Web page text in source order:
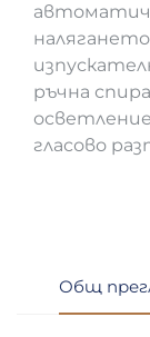
ръчна
гласово
Общ